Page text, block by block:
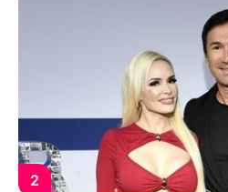
2